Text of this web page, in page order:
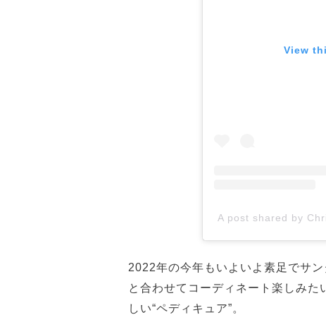
View
A post shared by
2022年の今年もいよいよ素足でサ
と合わせてコーディネート楽しみ
しい“ペディキュア”。